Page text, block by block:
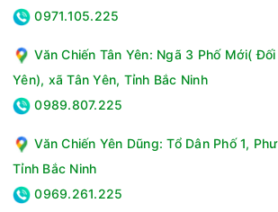
- Sử dụng loại bình nước thích hợp.
dụng.
Cây nước nóng lạnh Kangaroo KG45
uy tín, cung cấp nước nóng, nước lạnh cho
chăng, lựa chọn tốt cho người tiêu dùng
Thông số kỹ thuật Cây nước nóng lạnh
Công suất:515W, Nóng 430W - Lạnh 85W
0971.105.225
Văn Chiến Tân Yên: Ngã 3 Phố Mới(
Yên), xã Tân Yên, Tỉnh Bắc Ninh
0989.807.225
Văn Chiến Yên Dũng: Tổ Dân Phố 1,
Tỉnh Bắc Ninh
0969.261.225